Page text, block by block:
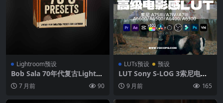
Lightroom预设
Bob Sala 70年代复古Lightro
om预设 电影感胶片模拟XMP
文件 琥珀色调营造怀旧氛围 B
ob Sala’s 70’s Pesets
7 月前 90
LUTs预设 预设
LUT Sony S-LOG 3索尼电影
调色预设 旅行人像风景视频编
辑PR/FCPX/达芬奇剪映
9 月前 165